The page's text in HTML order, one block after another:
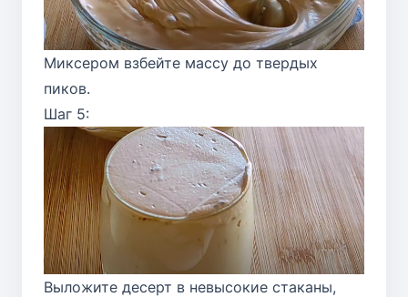
Миксером взбейте массу до твердых
пиков.
Шаг 5:
Выложите десерт в невысокие стаканы,